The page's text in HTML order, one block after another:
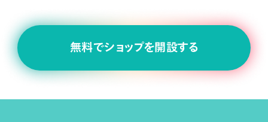
無料でショップを開設する